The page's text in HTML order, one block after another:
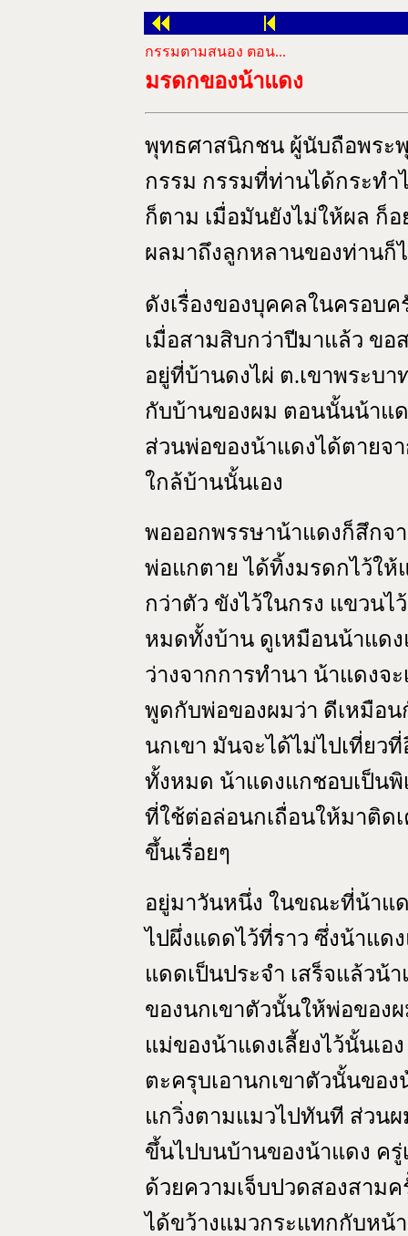
กรรมตามสนอง ตอน...
มรดกของน้าแดง
พุทธศาสนิกชน ผู้นับถือพระ
กรรม กรรมที่ท่านได้กระทำ
ก็ตาม เมื่อมันยังไม่ให้ผล ก็
ผลมาถึงลูกหลานของท่านก็
ดังเรื่องของบุคคลในครอบ
เมื่อสามสิบกว่าปีมาแล้ว ข
อยู่ที่บ้านดงไผ่ ต.เขาพระบ
กับบ้านของผม ตอนนั้นน้าแ
ส่วนพ่อของน้าแดงได้ตายจ
ใกล้บ้านนั้นเอง
พอออกพรรษาน้าแดงก็สึกจ
พ่อแกตาย ได้ทิ้งมรดกไว้ให้
กว่าตัว ขังไว้ในกรง แขวน
หมดทั้งบ้าน ดูเหมือนน้าแดง
ว่างจากการทำนา น้าแดงจ
พูดกับพ่อของผมว่า ดีเหมือน
นกเขา มันจะได้ไม่ไปเที่ยว
ทั้งหมด น้าแดงแกชอบเป็น
ที่ใช้ต่อล่อนกเถื่อนให้มาติด
ขึ้นเรื่อยๆ
อยู่มาวันหนึ่ง ในขณะที่น้าแ
ไปผึ่งแดดไว้ที่ราว ซึ่งน้าแด
แดดเป็นประจำ เสร็จแล้ว
ของนกเขาตัวนั้นให้พ่อของ
แม่ของน้าแดงเลี้ยงไว้นั้นเอ
ตะครุบเอานกเขาตัวนั้นขอ
แกวิ่งตามแมวไปทันที ส่วน
ขึ้นไปบนบ้านของน้าแดง ครู่
ด้วยความเจ็บปวดสองสาม
ได้ขว้างแมวกระแทกกับหน้